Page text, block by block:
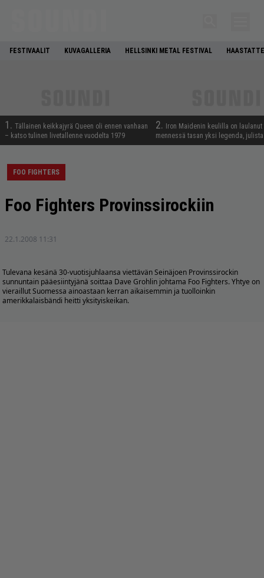
FESTIVAALIT KUVAGALLERIA HELLSINKI METAL FESTIVAL
1. Tällainen keikkajyrä Queen oli ennen vanhaan
– katso tulinen livetallenne vuodelta 1979
2.
Iron Maidenin keulilla on laulanut
mennessä tasan yksi legenda,
FOO FIGHTERS
Foo Fighters Provinssirockiin
22.1.2008 11:31
Tulevana kesänä 30-vuotisjuhlaansa viettävän Seinäjoen Provinssirockin
sunnuntain pääesiintyjänä soittaa Dave Grohlin johtama Foo Fighters. Yhtye on
vieraillut Suomessa ainoastaan kerran aikaisemmin ja tuolloinkin
amerikkalaisbändi heitti yksityiskeikan.